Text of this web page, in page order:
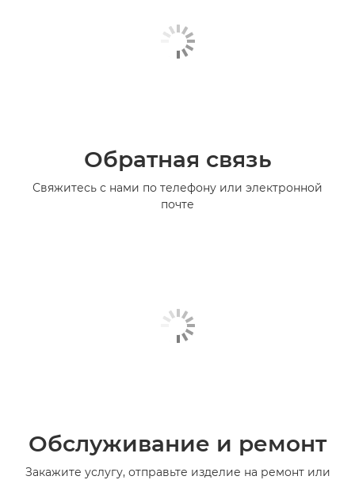
Обратная связь
Свяжитесь с нами по телефону или электронной
почте
Обслуживание и ремонт
Закажите услугу, отправьте изделие на ремонт или